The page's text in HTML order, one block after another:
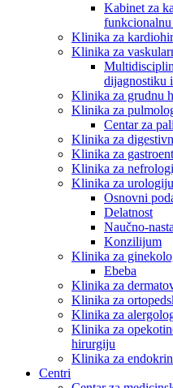
Kabinet za
Klinika za
Klinika za
dijagnostiku
Klinika za grudnu
Klinika za
Centar za
Klinika za
Klinika za
Klinika za
Klinika za urologiju
Osnovni
Delatnost
Naučno-
Konzilijum
Klinika za
Ebeba
Klinika za
Klinika za
Klinika za
Klinika za
hirurgiju
Klinika za
Centri